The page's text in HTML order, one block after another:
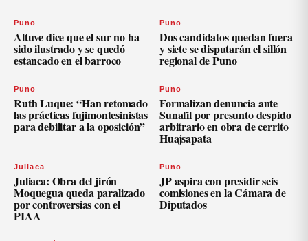
Puno
Altuve dice que el sur no ha
sido ilustrado y se quedó
estancado en el barroco
Puno
Dos candidatos quedan fuera
y siete se disputarán el sillón
regional de Puno
Puno
Ruth Luque: “Han retomado
las prácticas fujimontesinistas
para debilitar a la oposición”
Puno
Formalizan denuncia ante
Sunafil por presunto despido
arbitrario en obra de cerrito
Huajsapata
Juliaca
Juliaca: Obra del jirón
Moquegua queda paralizado
por controversias con el
PIAA
Puno
JP aspira con presidir seis
comisiones en la Cámara de
Diputados